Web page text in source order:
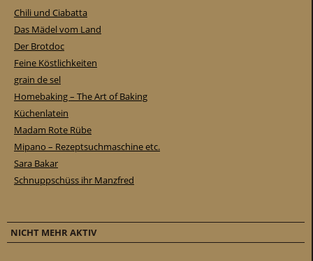
Chili und Ciabatta
Das Mädel vom Land
Der Brotdoc
Feine Köstlichkeiten
grain de sel
Homebaking – The Art of Baking
Küchenlatein
Madam Rote Rübe
Mipano – Rezeptsuchmaschine etc.
Sara Bakar
Schnuppschüss ihr Manzfred
NICHT MEHR AKTIV